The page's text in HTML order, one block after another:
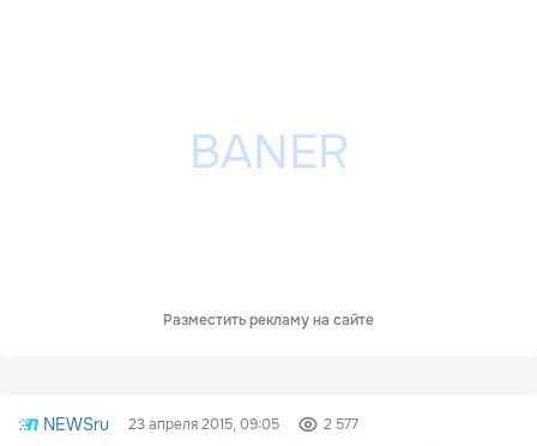
Разместить рекламу на сайте
NEWSru 23 апреля 2015, 09:05 2 577